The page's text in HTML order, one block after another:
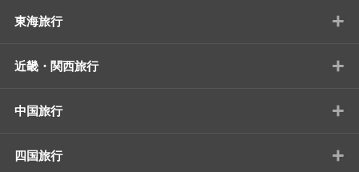
東海旅行 +
近畿・関西旅行 +
中国旅行 +
四国旅行 +